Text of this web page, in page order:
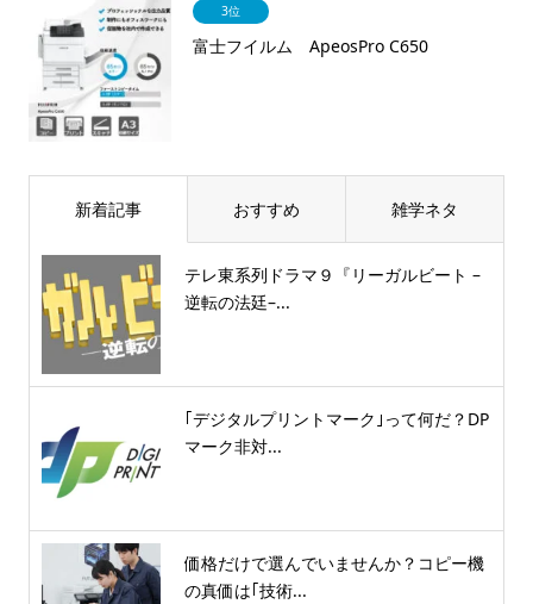
3位
富士フイルム ApeosPro C650
新着記事 おすすめ 雑学ネタ
テレ東系列ドラマ９『リーガルビート –
逆転の法廷–...
｢デジタルプリントマーク｣って何だ？DP
マーク非対...
価格だけで選んでいませんか？コピー機
の真価は｢技術...